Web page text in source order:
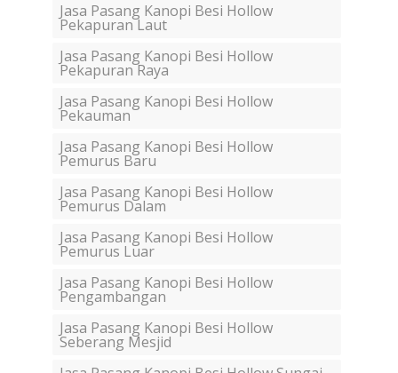
Jasa Pasang Kanopi Besi Hollow
Pekapuran Laut
Jasa Pasang Kanopi Besi Hollow
Pekapuran Raya
Jasa Pasang Kanopi Besi Hollow
Pekauman
Jasa Pasang Kanopi Besi Hollow
Pemurus Baru
Jasa Pasang Kanopi Besi Hollow
Pemurus Dalam
Jasa Pasang Kanopi Besi Hollow
Pemurus Luar
Jasa Pasang Kanopi Besi Hollow
Pengambangan
Jasa Pasang Kanopi Besi Hollow
Seberang Mesjid